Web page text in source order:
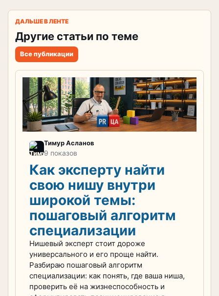
ДАЛЬШЕ В ЛЕНТЕ
Другие статьи по теме
Все публикации
Тимур Асланов
9 показов
Как эксперту найти
свою нишу внутри
широкой темы:
пошаговый алгоритм
специализации
Нишевый эксперт стоит дороже
универсального и его проще найти.
Разбираю пошаговый алгоритм
специализации: как понять, где ваша ниша,
проверить её на жизнеспособность и